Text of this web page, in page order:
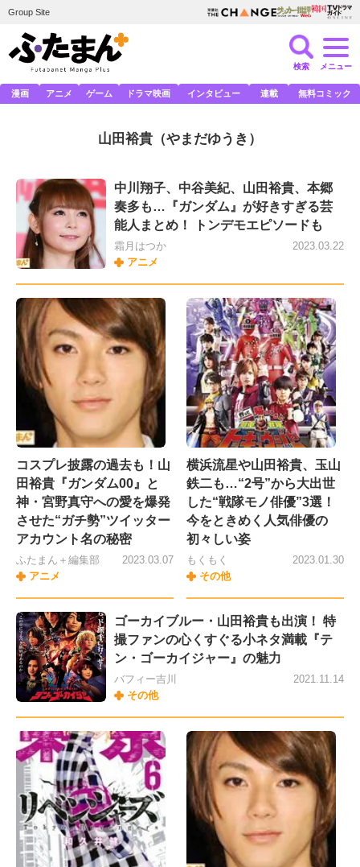
Group Site
検索 メニュー
漫画 アニメ ゲーム ドラマ映画 インタビュー 連載 無料コミック
山田裕貴 （やまだゆうき）
中川翔子、中谷美紀、山田裕貴、本郷
奏多も…『ガンダム』が好きすぎる芸
能人まとめ！ トンデモエピソードも
霜月はつか
アニメ
2023.03.22
コスプレ披露の過去も！山
田裕貴『ガンダム00』と
神・宮野真守への愛を爆発
させた“ガチ勢”ツイッター
アカウント名の秘密
ふたまん＋編集部
アニメ
2023.03.07
横浜流星や山田裕貴、玉山
鉄二も…“2号”から大出世
した“戦隊モノ俳優”3選！
今をときめく人気俳優の
初々しい姿
もくもく
その他
2023.01.30
ゴーカイブルー・山田裕貴も出演！ 特
撮ファンの心くすぐる小ネタ満載『テ
ン・ゴーカイジャー』の魅力
バフィー吉川
その他
2021.11.14